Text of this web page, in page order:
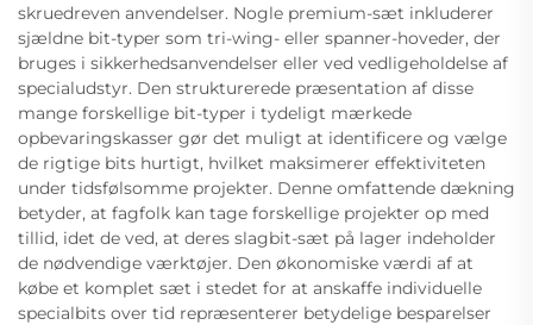
skruedreven anvendelser. Nogle premium-sæt inkluderer
sjældne bit-typer som tri-wing- eller spanner-hoveder, der
bruges i sikkerhedsanvendelser eller ved vedligeholdelse af
specialudstyr. Den strukturerede præsentation af disse
mange forskellige bit-typer i tydeligt mærkede
opbevaringskasser gør det muligt at identificere og vælge
de rigtige bits hurtigt, hvilket maksimerer effektiviteten
under tidsfølsomme projekter. Denne omfattende dækning
betyder, at fagfolk kan tage forskellige projekter op med
tillid, idet de ved, at deres slagbit-sæt på lager indeholder
de nødvendige værktøjer. Den økonomiske værdi af at
købe et komplet sæt i stedet for at anskaffe individuelle
specialbits over tid repræsenterer betydelige besparelser